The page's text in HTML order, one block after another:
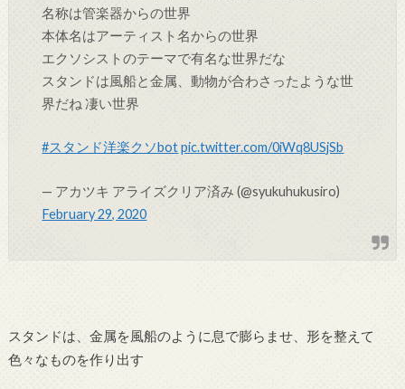
名称は管楽器からの世界
本体名はアーティスト名からの世界
エクソシストのテーマで有名な世界だな
スタンドは風船と金属、動物が合わさったような世
界だね 凄い世界
#スタンド洋楽クソbot pic.twitter.com/0iWq8USjSb
— アカツキ アライズクリア済み (@syukuhukusiro)
February 29, 2020
スタンドは、金属を風船のように息で膨らませ、形を整えて
色々なものを作り出す